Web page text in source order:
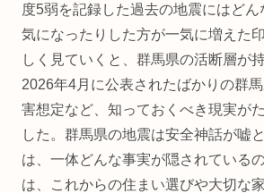
度5弱を記録した過去の地震にはど
気になったりした方が一気に増えた
しく見ていくと、群馬県の活断層が
2026年4月に公表されたばかりの群
害想定など、知っておくべき現実が
した。群馬県の地震は安全神話が嘘
は、一体どんな事実が隠されている
は、これからの住まい選びや大切な